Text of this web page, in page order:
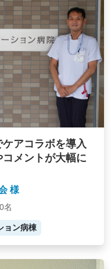
アコラボを導入
メントが大幅に
様
名
ョン病棟